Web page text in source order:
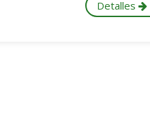
Detalles